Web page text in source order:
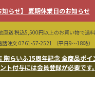
知らせ】 夏期休業日のお知らせ
直送 税込5,500円以上のお買い物で送
話注文 0761-57-2521 （平日9〜18時）
陶らいふ15周年記念 全商品ポイ
ト付与には会員登録が必要です。